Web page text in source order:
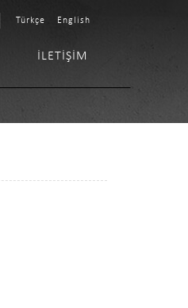
Türkçe English
İLETIŞIM